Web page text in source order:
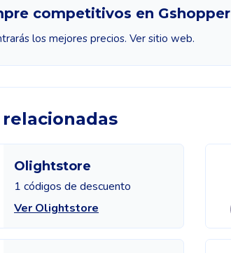
competitivos en Gshopper
los mejores precios. Ver sitio web.
Olightstore
1 códigos de descuento
Ver Olightstore